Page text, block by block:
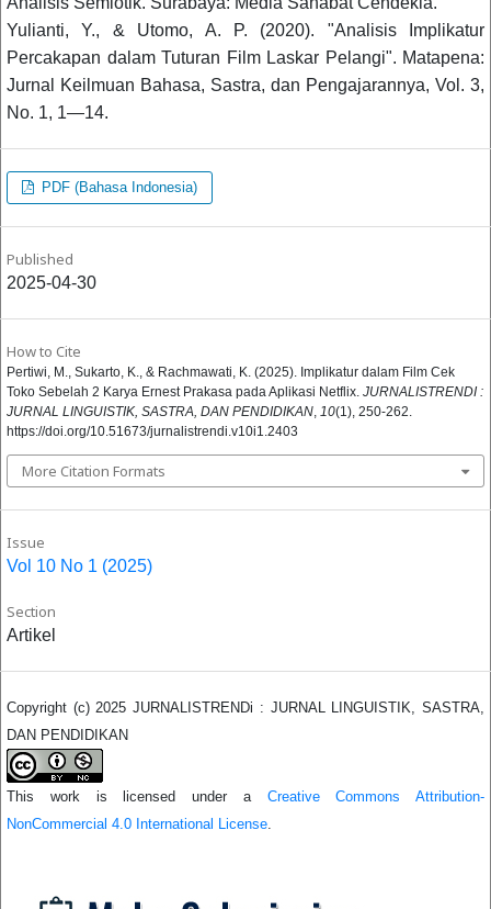
Yulianti, Y., & Utomo, A. P. (2020). "Analisis Implikatur
Percakapan dalam Tuturan Film Laskar Pelangi". Matapena:
Jurnal Keilmuan Bahasa, Sastra, dan Pengajarannya, Vol. 3,
No. 1, 1—14.
PDF (Bahasa Indonesia)
Published
2025-04-30
How to Cite
Pertiwi, M., Sukarto, K., & Rachmawati, K. (2025). Implikatur dalam Film Cek
Toko Sebelah 2 Karya Ernest Prakasa pada Aplikasi Netflix. JURNALISTRENDI :
JURNAL LINGUISTIK, SASTRA, DAN PENDIDIKAN, 10(1), 250-262.
https://doi.org/10.51673/jurnalistrendi.v10i1.2403
More Citation Formats
Issue
Vol 10 No 1 (2025)
Section
Artikel
Copyright (c) 2025 JURNALISTRENDi : JURNAL LINGUISTIK, SASTRA,
DAN PENDIDIKAN
This work is licensed under a Creative Commons Attribution-
NonCommercial 4.0 International License.